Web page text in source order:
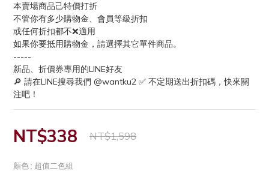
本賣場商品己特價打折
不管你有多少購物金、會員等級折扣
或任何折扣都不❌適用
如果你要抵用購物金，請選擇其它單件商品。
-----
新品、折價券專用的LINE好友
🔎 請在LINE搜尋我們 @wantku2 ✅ 不定期送出折扣碼，快來關
注吧！
NT$1,598
NT$338
顏色 : 超值二色組